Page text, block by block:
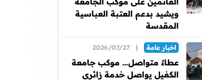
ويشيد بدعم العتبة العباسية
المقدسة
اخبار عامة |
2026/07/27
عطاءٌ متواصل… موكب جامعة
الكفيل يواصل خدمة زائري